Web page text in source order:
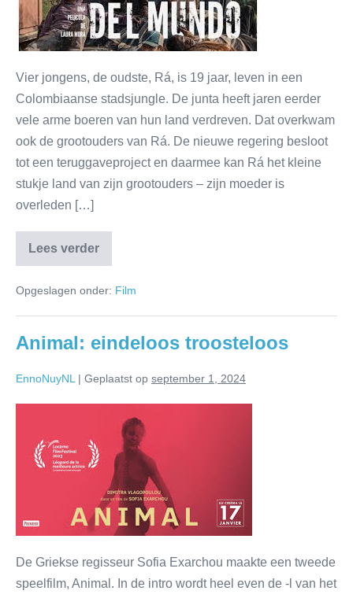
Vier jongens, de oudste, Rá, is 19 jaar, leven in een
Colombiaanse stadsjungle. De junta heeft jaren eerder
vele arme boeren van hun land verdreven. Dat overkwam
ook de grootouders van Rá. De nieuwe regering besloot
tot een teruggaveproject en daarmee kan Rá het kleine
stukje land van zijn grootouders – zijn moeder is
overleden […]
Lees verder
Opgeslagen onder: Film
Animal: eindeloos troosteloos
EnnoNuyNL | Geplaatst op september 1, 2024
De Griekse regisseur Sofia Exarchou maakte een tweede
speelfilm, Animal. In de intro wordt heel even de -l van het